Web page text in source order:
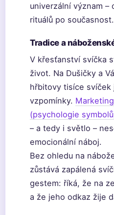
univerzální význam –
rituálů po současnost.
Tradice a
V křesťanství svíčka
život. Na Dušičky a
hřbitovy tisíce svíček
vzpomínky.
(psychologie
– a tedy i světlo –
emocionální náboj.
Bez ohledu na
zůstává zapálená
gestem: říká, že na
a že jeho odkaz žije